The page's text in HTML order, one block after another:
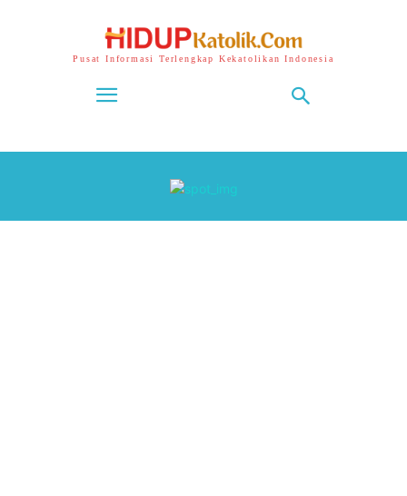
Pusat Informasi Terlengkap Kekatolikan Indonesia